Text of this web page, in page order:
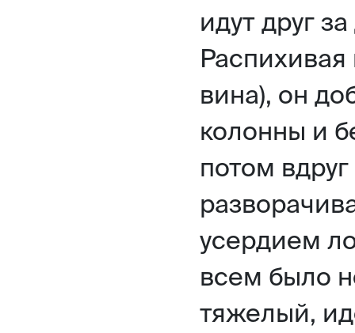
идут друг
вина), он
колонны и
потом
усердием
всем было
тяжелый,